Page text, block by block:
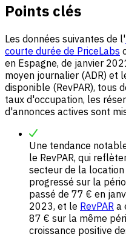
Points clés
Les données suivantes de l'
courte durée de PriceLabs
en Espagne, de janvier
moyen journalier (ADR) et
disponible (RevPAR), tous
taux d'occupation, les
d'annonces actives sont
Une tendance
le RevPAR, qui
secteur de la
progressé sur la
passé de 77 € en
2023, et le RevPAR a
87 € sur la même
croissance positive